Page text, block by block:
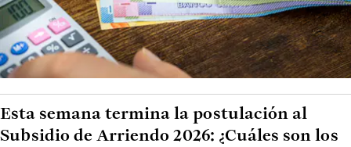
Esta semana termina la postulación al
Subsidio de Arriendo 2026: ¿Cuáles son los